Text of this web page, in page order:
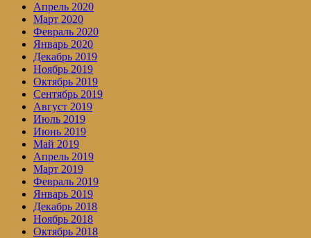
Апрель 2020
Март 2020
Февраль 2020
Январь 2020
Декабрь 2019
Ноябрь 2019
Октябрь 2019
Сентябрь 2019
Август 2019
Июль 2019
Июнь 2019
Май 2019
Апрель 2019
Март 2019
Февраль 2019
Январь 2019
Декабрь 2018
Ноябрь 2018
Октябрь 2018